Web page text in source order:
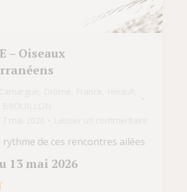
– Oiseaux
de ces rencontres ailées
13 mai 2026